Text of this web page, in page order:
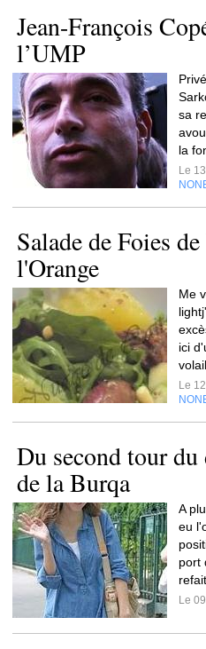
Jean-François
l’UMP
sa
la
Le
Salade de Foies
l'Orange
Me
ici
Le
Du second tour
de la Burqa
A
eu
port
Le